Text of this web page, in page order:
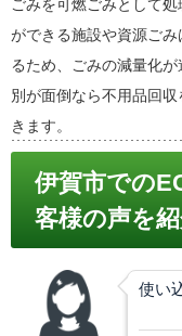
ごみを可燃ごみとして
ができる施設や資源ご
るため、ごみの減量化
別が面倒なら不用品回
きます。
伊賀市での
客様の声を紹
使い